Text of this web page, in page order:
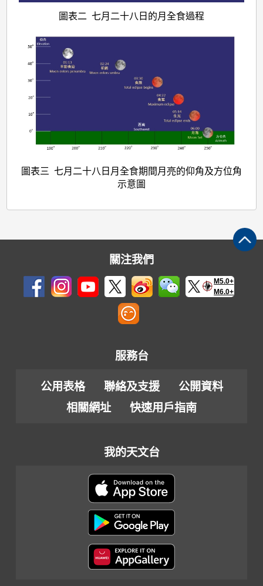
圖表二 七月二十八日的月全食過程
圖表三 七月二十八日月全食期間月亮的仰角及方位角
示意圖
關注我們
M5.0+
M6.0+
服務台
公用表格 聯絡及支援
公開資料
相關網址
快速用戶指南
我的天文台